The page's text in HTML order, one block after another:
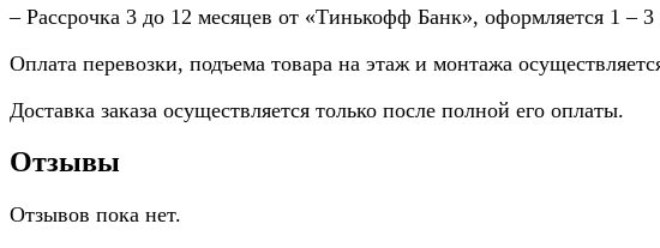
– Рассрочка 3 до 12 месяцев от «Тинькофф Банк», оформляется 1 – 3
Оплата перевозки, подъема товара на этаж и монтажа
Доставка заказа осуществляется только после полной его оплаты.
Отзывы
Отзывов пока нет.